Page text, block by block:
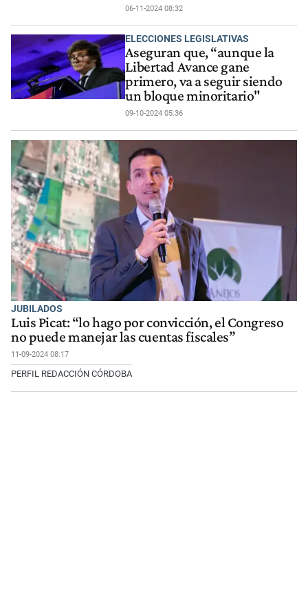
06-11-2024 08:32
ELECCIONES LEGISLATIVAS
Aseguran que, “aunque la
Libertad Avance gane
primero, va a seguir siendo
un bloque minoritario"
09-10-2024 05:36
JUBILADOS
Luis Picat: “lo hago por convicción, el Congreso
no puede manejar las cuentas fiscales”
11-09-2024 08:17
PERFIL REDACCIÓN CÓRDOBA